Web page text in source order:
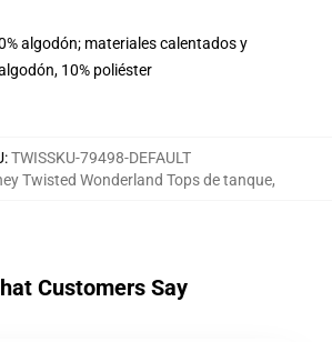
algodón; materiales calentados y
10% poliéster
:TWISSKU-79498-DEFAULT
Twisted Wonderland Tops de tanque,
Customers Say